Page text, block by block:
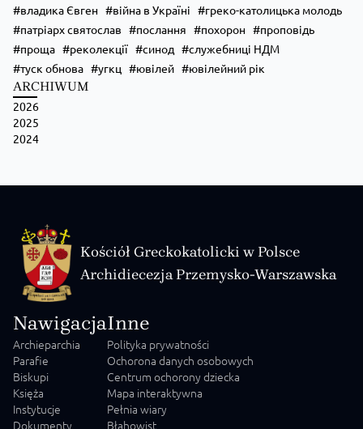
владика Євген
війна в Україні
греко-католицька молодь
патріарх святослав
послання похорон
проповідь
проща
реколекції синод
служебниці НДМ
туск обнова
угкц ювілей ювілейний рік
ARCHIWUM
2026
2025
2024
Kościół Greckokatolicki w Polsce
Archidiecezja Przemysko-Warszawska
Nawigacja
Archieparchia
Parafie
Biskupi
Księża
Instytucje
Dokumenty
Inne
Polityka prywatności
Ochorona danych osobowych
Centrum ochorony dziecka
Mapa interaktywna
Pełnia wiary
Błahowist